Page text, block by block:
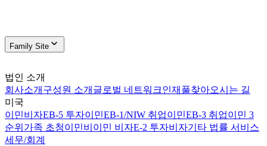
Family Site
법인 소개
회사소개 구성원 소개 글로벌 네트워크인재풀찾아오시는 길
미국
이민비자EB-5 투자이민EB-1/NIW 취업이민EB-3 취업이민 3
순위 가족 초청이민비이민 비자E-2 투자비자기타 법률 서비스
세무/회계